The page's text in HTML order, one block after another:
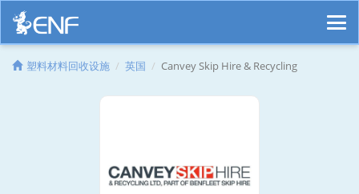
塑料材料回收设施 英国 Canvey Skip Hire & Recycling